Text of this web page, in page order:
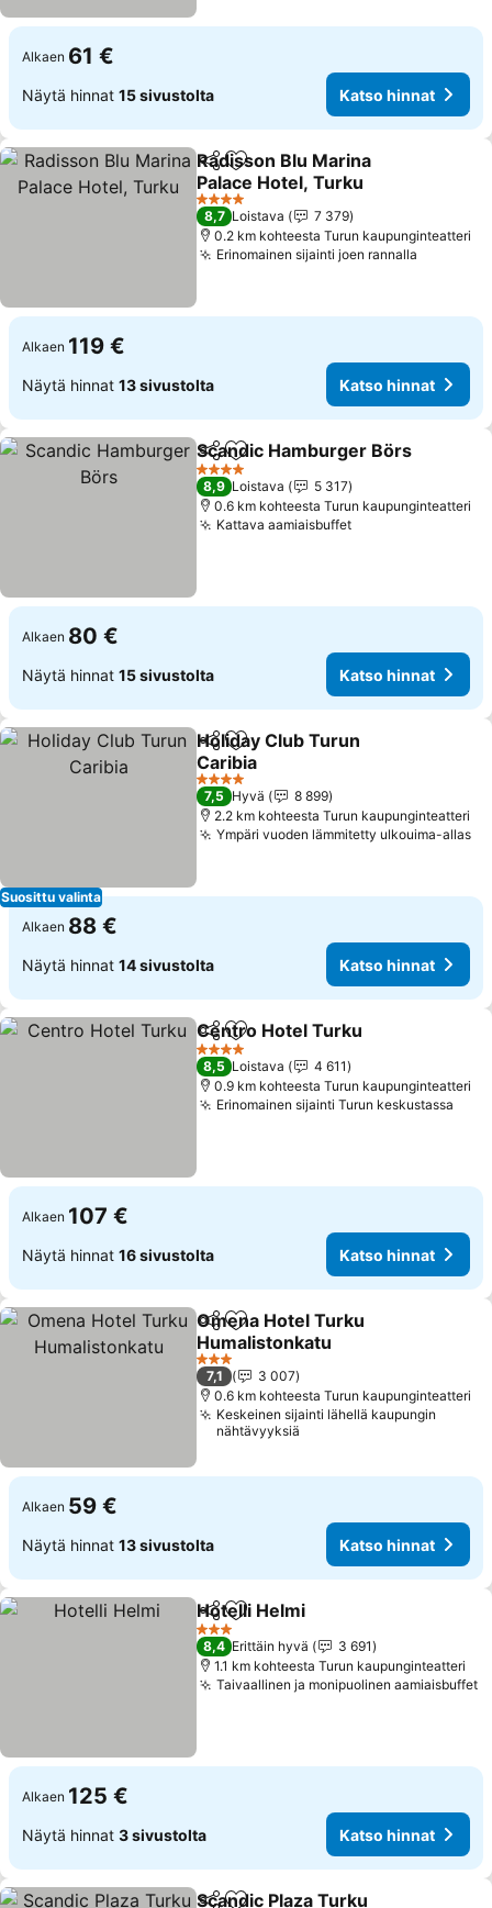
Alkaen 61 €
Näytä hinnat 15 sivustolta Katso hinnat
Jaa Lisää suosikkeihin
Radisson Blu Marina
Palace Hotel, Turku
Katso hinnat
4 Tähtiluokitus
8,7 Loistava
7 379
0.2 km kohteesta Turun kaupunginteatteri
Erinomainen sijainti joen rannalla
Alkaen 119 €
Näytä hinnat 13 sivustolta Katso hinnat
Jaa Lisää suosikkeihin
Scandic Hamburger Börs
4 Tähtiluokitus
8,9 Loistava
5 317
0.6 km kohteesta Turun kaupunginteatteri
Kattava aamiaisbuffetKatso hinnat
Alkaen 80 €
Näytä hinnat 15 sivustolta Katso hinnat
Suosittu valinta
Jaa Lisää suosikkeihin
Holiday Club Turun
Caribia
Katso hinnat
4 Tähtiluokitus
7,5 Hyvä
8 899
2.2 km kohteesta Turun kaupunginteatteri
Ympäri vuoden lämmitetty ulkouima-allas
Alkaen 88 €
Näytä hinnat 14 sivustolta Katso hinnat
Jaa Lisää suosikkeihin
Centro Hotel Turku
4 Tähtiluokitus
8,5 Loistava
4 611
0.9 km kohteesta Turun kaupunginteatteri
Erinomainen sijainti Turun keskustassa
Alkaen 107 €
Näytä hinnat 16 sivustolta Katso hinnat
Jaa Lisää suosikkeihin
Omena Hotel Turku
Humalistonkatu
Katso hinnat
3 Tähtiluokitus
7,1
3 007
0.6 km kohteesta Turun kaupunginteatteri
Keskeinen sijainti lähellä kaupungin
nähtävyyksiä
Alkaen 59 €
Näytä hinnat 13 sivustolta Katso hinnat
Jaa Lisää suosikkeihin
Hotelli Helmi
3 Tähtiluokitus
8,4 Erittäin hyvä
3 691
1.1 km kohteesta Turun kaupunginteatteri
Taivaallinen ja monipuolinen aamiaisbuffet
Alkaen 125 €
Näytä hinnat 3 sivustolta Katso hinnat
Scandic Plaza Turku